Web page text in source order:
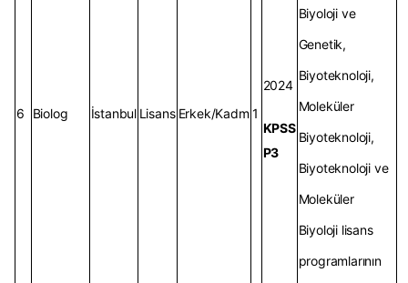
6 Biolog İstanbul Lisans Erkek/Kadm 1
2024
KPSS
P3
Biyoloji ve
Genetik,
Biyoteknoloji,
Moleküler
Biyoteknoloji,
Biyoteknoloji ve
Moleküler
Biyoloji lisans
programlarının